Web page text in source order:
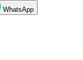
WhatsApp